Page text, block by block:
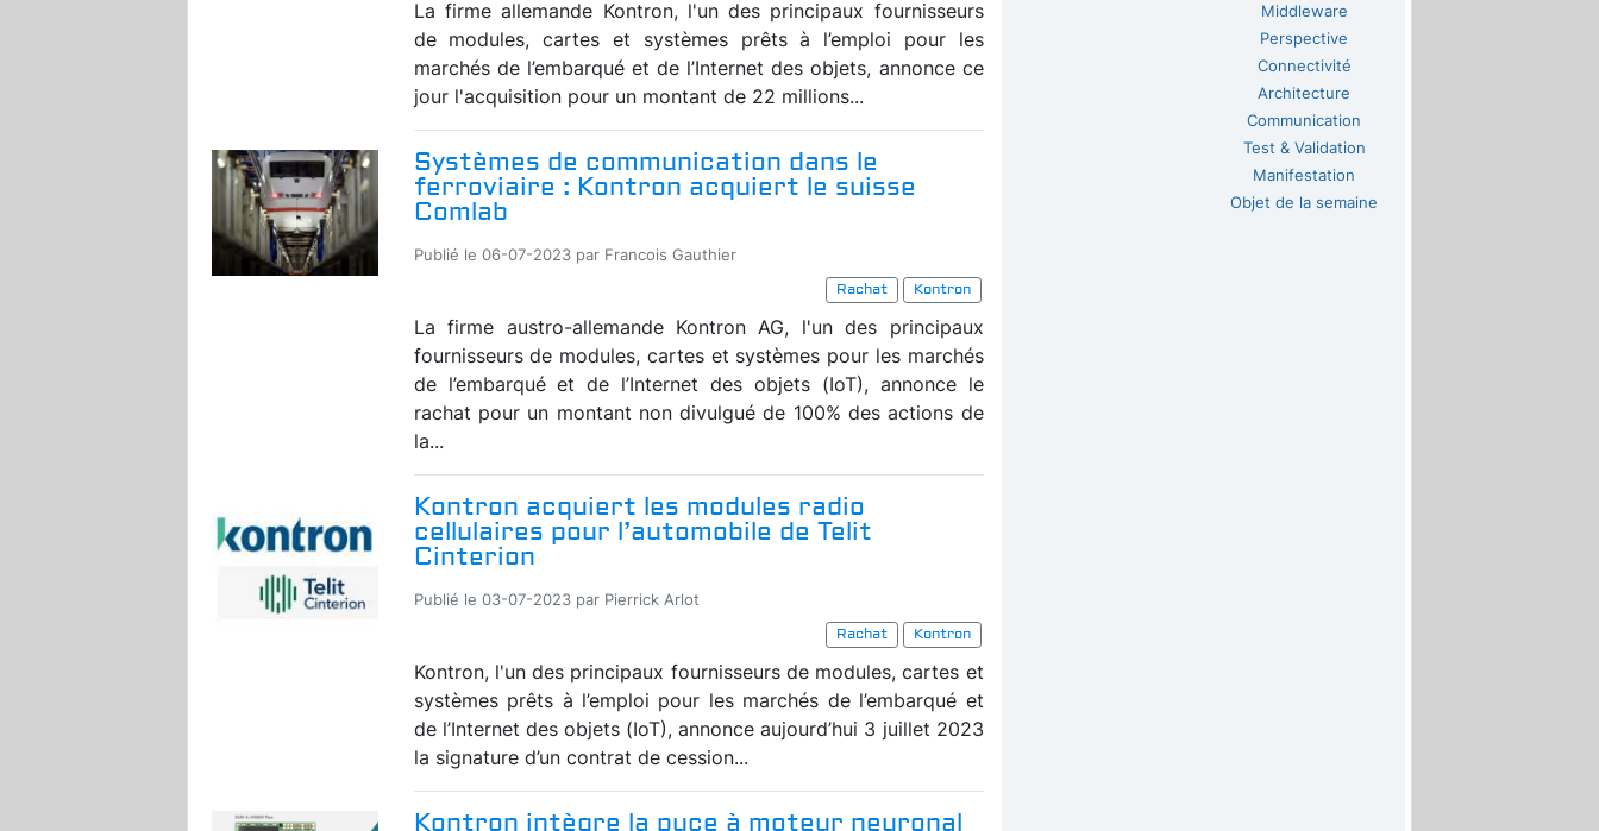
La firme allemande Kontron, l'un des principaux fournisseurs
de modules, cartes et systèmes prêts à l’emploi pour les
marchés de l’embarqué et de l’Internet des objets, annonce ce
jour l'acquisition pour un montant de 22 millions...
Systèmes de communication dans le
ferroviaire : Kontron acquiert le suisse
Comlab
Publié le 06-07-2023 par Francois Gauthier
Rachat
Kontron
La firme austro-allemande Kontron AG, l'un des principaux
fournisseurs de modules, cartes et systèmes pour les marchés
de l’embarqué et de l’Internet des objets (IoT), annonce le
rachat pour un montant non divulgué de 100% des actions de
la...
Kontron acquiert les modules radio
cellulaires pour l’automobile de Telit
Cinterion
Publié le 03-07-2023 par Pierrick Arlot
Rachat
Kontron
Kontron, l'un des principaux fournisseurs de modules, cartes et
systèmes prêts à l’emploi pour les marchés de l’embarqué et
de l’Internet des objets (IoT), annonce aujourd’hui 3 juillet 2023
la signature d’un contrat de cession...
Kontron intègre la puce à moteur neuronal
Middleware
Perspective
Connectivité
Architecture
Communication
Test & Validation
Manifestation
Objet de la semaine